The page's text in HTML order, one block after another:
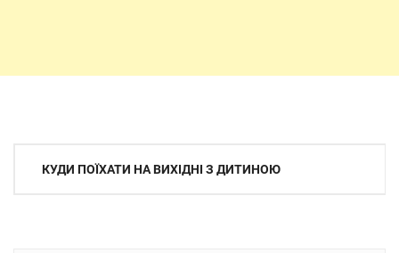
Навігація
КУДИ ПОЇХАТИ НА ВИХІДНІ З ДИТИНОЮ